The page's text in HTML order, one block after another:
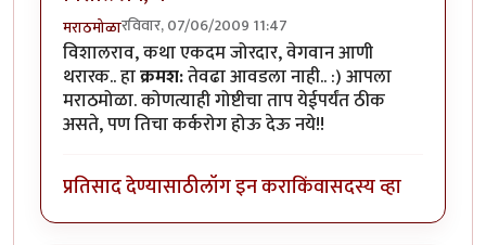
मराठमोळारविवार, 07/06/2009 11:47
विशालराव, कथा एकदम जोरदार, वेगवान आणी
थरारक.. हाक्रमश:तेवढा आवडला नाही.. :) आपला
मराठमोळा. कोणत्याही गोष्टीचा ताप येईपर्यंत ठीक
असते, पण तिचा कर्करोग होऊ देऊ नये!!
प्रतिसाद देण्यासाठीलॉग इन कराकिंवासदस्य व्हा